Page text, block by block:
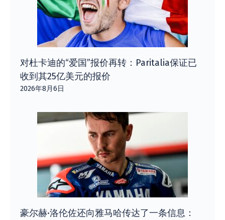
对杜卡迪的“爱国”报价再转：Paritalia保证已
收到其25亿美元的报价
2026年8月6日
豪尔赫·洛伦佐还向雅马哈传达了一条信息：